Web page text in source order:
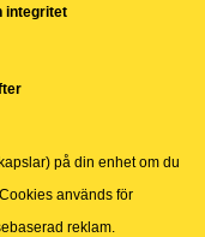
integritet
på din enhet om du
används för
reklam.